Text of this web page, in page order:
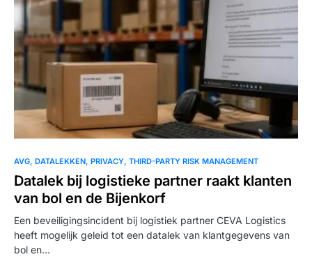
AVG DATALEKKEN PRIVACY THIRD-PARTY RISK MANAGEMENT
Datalek bij logistieke partner raakt klanten
van bol en de Bijenkorf
Een beveiligingsincident bij logistiek partner CEVA Logistics
heeft mogelijk geleid tot een datalek van klantgegevens van
bol en…